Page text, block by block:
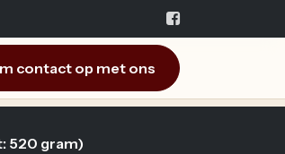
contact op met ons
520 gram)